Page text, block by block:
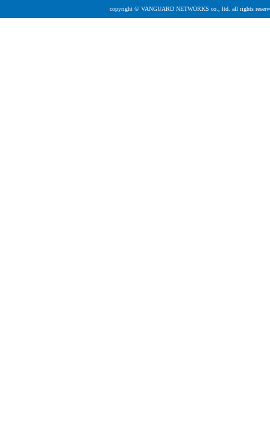
copyright © VANGUARD NETWORKS co., ltd. all rights